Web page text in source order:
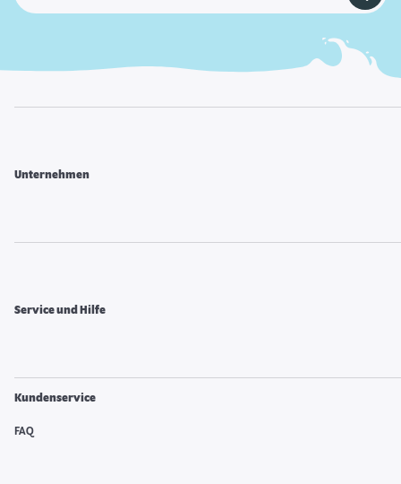
Unternehmen
Service und Hilfe
Kundenservice
FAQ